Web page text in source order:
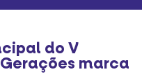
do V
marca